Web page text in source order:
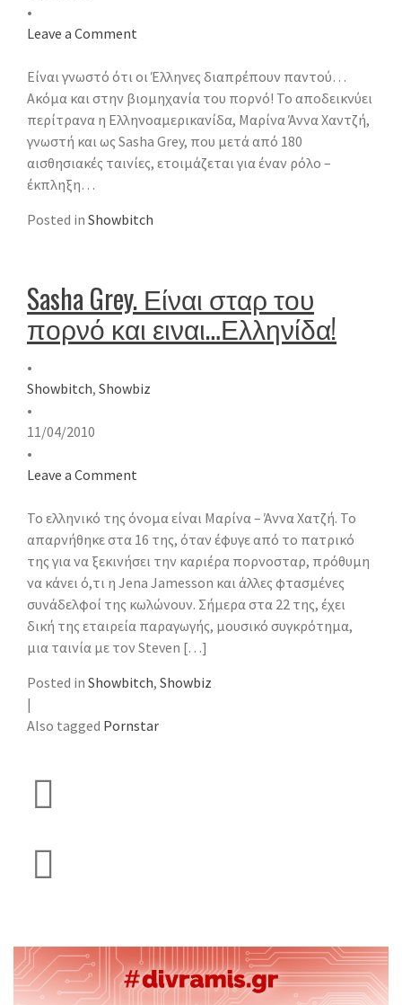
•
Leave a Comment
Είναι γνωστό ότι οι Έλληνες διαπρέπουν παντού…
Ακόμα και στην βιομηχανία του πορνό! Το αποδεικνύει
περίτρανα η Ελληνοαμερικανίδα, Μαρίνα Άννα Χαντζή,
γνωστή και ως Sasha Grey, που μετά από 180
αισθησιακές ταινίες, ετοιμάζεται για έναν ρόλο –
έκπληξη…
Posted in Showbitch
Sasha Grey. Είναι σταρ του
πορνό και ειναι…Ελληνίδα!
•
Showbitch, Showbiz
•
11/04/2010
•
Leave a Comment
Το ελληνικό της όνομα είναι Μαρίνα – Άννα Χατζή. Το
απαρνήθηκε στα 16 της, όταν έφυγε από το πατρικό
της για να ξεκινήσει την καριέρα πορνοσταρ, πρόθυμη
να κάνει ό,τι η Jena Jamesson και άλλες φτασμένες
συνάδελφοί της κωλώνουν. Σήμερα στα 22 της, έχει
δική της εταιρεία παραγωγής, μουσικό συγκρότημα,
μια ταινία με τον Steven […]
Posted in Showbitch, Showbiz
|
Also tagged Pornstar